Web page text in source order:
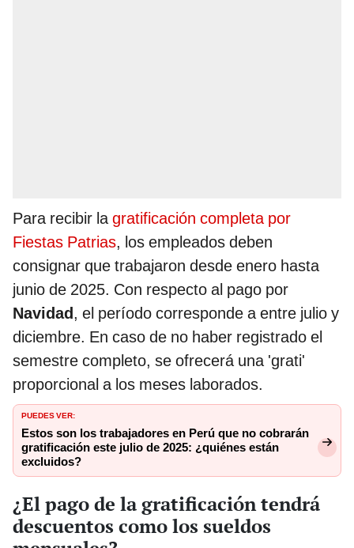
Para recibir lagratificación completa por
Fiestas Patrias, los empleados deben
consignar que trabajaron desde enero hasta
junio de 2025. Con respecto al pago por
Navidad, el período corresponde a entre julio y
diciembre. En caso de no haber registrado el
semestre completo, se ofrecerá una 'grati'
proporcional a los meses laborados.
PUEDES VER:
Estos son los trabajadores en Perú que no cobrarán
gratificación este julio de 2025: ¿quiénes están
excluidos?
¿El pago de la gratificación tendrá
descuentos como los sueldos